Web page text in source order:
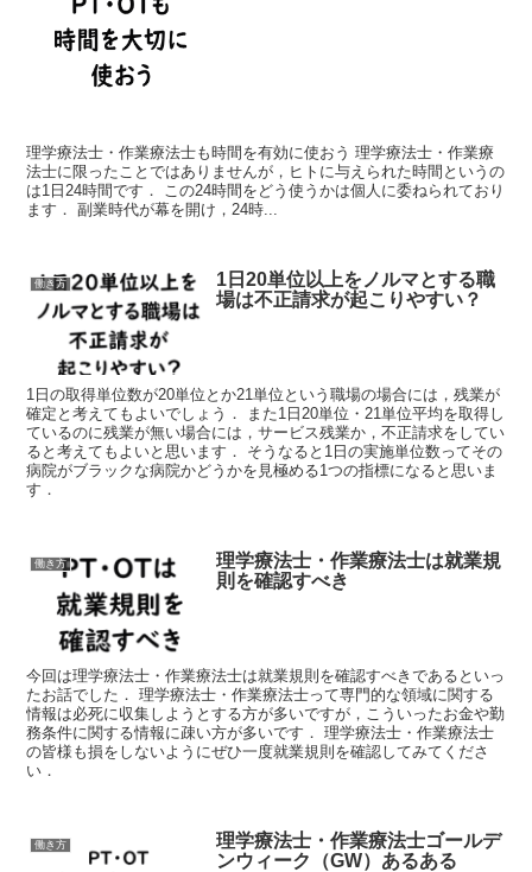
理学療法士・作業療法士も時間を有効に使おう 理学療法士・作業療
法士に限ったことではありませんが，ヒトに与えられた時間というの
は1日24時間です． この24時間をどう使うかは個人に委ねられており
ます． 副業時代が幕を開け，24時...
働き方
1日20単位以上をノルマとする職
場は不正請求が起こりやすい？
1日の取得単位数が20単位とか21単位という職場の場合には，残業が
確定と考えてもよいでしょう． また1日20単位・21単位平均を取得し
ているのに残業が無い場合には，サービス残業か，不正請求をしてい
ると考えてもよいと思います． そうなると1日の実施単位数ってその
病院がブラックな病院かどうかを見極める1つの指標になると思いま
す．
働き方
理学療法士・作業療法士は就業規
則を確認すべき
今回は理学療法士・作業療法士は就業規則を確認すべきであるといっ
たお話でした． 理学療法士・作業療法士って専門的な領域に関する
情報は必死に収集しようとする方が多いですが，こういったお金や勤
務条件に関する情報に疎い方が多いです． 理学療法士・作業療法士
の皆様も損をしないようにぜひ一度就業規則を確認してみてくださ
い．
働き方
理学療法士・作業療法士ゴールデ
ンウィーク（GW）あるある